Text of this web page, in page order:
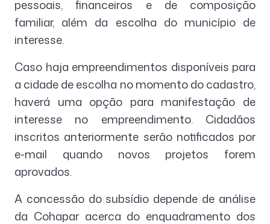
pessoais, financeiros e de composição
familiar, além da escolha do município de
interesse.
Caso haja empreendimentos disponíveis para
a cidade de escolha no momento do cadastro,
haverá uma opção para manifestação de
interesse no empreendimento. Cidadãos
inscritos anteriormente serão notificados por
e-mail quando novos projetos forem
aprovados.
A concessão do subsídio depende de análise
da Cohapar acerca do enquadramento dos